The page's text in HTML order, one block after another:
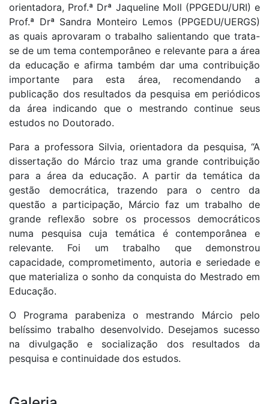
orientadora, Prof.ª Drª Jaqueline Moll (PPGEDU/URI) e
Prof.ª Drª Sandra Monteiro Lemos (PPGEDU/UERGS)
as quais aprovaram o trabalho salientando que trata-
se de um tema contemporâneo e relevante para a área
da educação e afirma também dar uma contribuição
importante para esta área, recomendando a
publicação dos resultados da pesquisa em periódicos
da área indicando que o mestrando continue seus
estudos no Doutorado.
Para a professora Silvia, orientadora da pesquisa, “A
dissertação do Márcio traz uma grande contribuição
para a área da educação. A partir da temática da
gestão democrática, trazendo para o centro da
questão a participação, Márcio faz um trabalho de
grande reflexão sobre os processos democráticos
numa pesquisa cuja temática é contemporânea e
relevante. Foi um trabalho que demonstrou
capacidade, comprometimento, autoria e seriedade e
que materializa o sonho da conquista do Mestrado em
Educação.
O Programa parabeniza o mestrando Márcio pelo
belíssimo trabalho desenvolvido. Desejamos sucesso
na divulgação e socialização dos resultados da
pesquisa e continuidade dos estudos.